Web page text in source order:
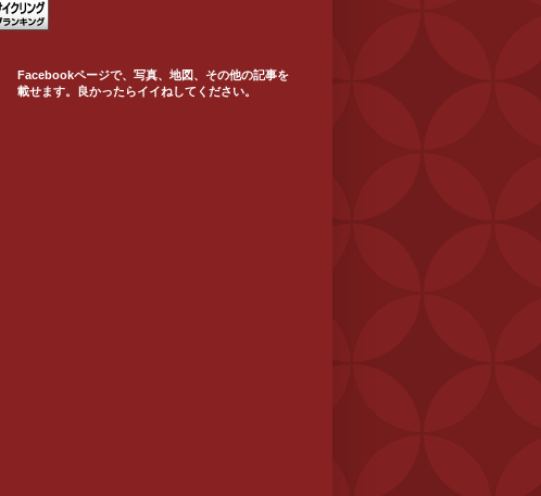
Facebookページで、写真、地図、その他の記事を
載せます。良かったらイイねしてください。